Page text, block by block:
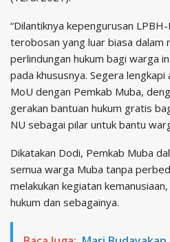
“Dilantiknya kepengurusan
terobosan yang luar biasa dalam
perlindungan hukum bagi warga
pada khususnya. Segera
MoU dengan Pemkab Muba,
gerakan bantuan hukum gratis
NU sebagai pilar untuk bantu
Dikatakan Dodi, Pemkab Muba
semua warga Muba tanpa
melakukan kegiatan
hukum dan sebagainya.